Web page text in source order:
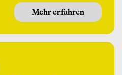
Mehr erfahren